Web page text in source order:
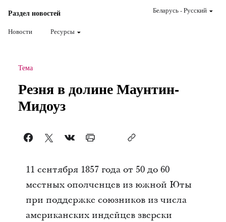
Раздел новостей
Новости Ресурсы
Беларусь-Pусский
Тема
Резня в долине Маунтин-
Мидоуз
11 сентября 1857 года от 50 до 60
местных ополченцев из южной Юты
при поддержке союзников из числа
американских индейцев зверски